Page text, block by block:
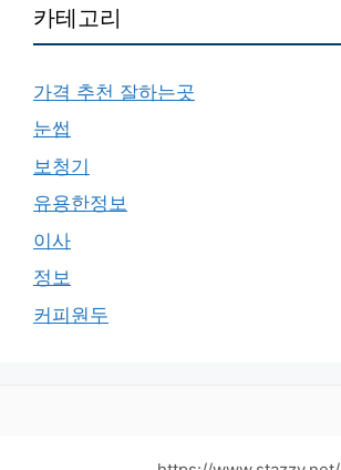
카테고리
가격 추천 잘하는곳
눈썹
보청기
유용한정보
이사
정보
커피원두